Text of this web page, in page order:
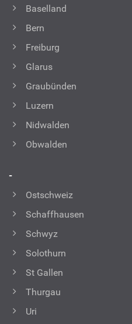
Baselland
Bern
Freiburg
Glarus
Graubünden
Luzern
Nidwalden
Obwalden
-
Ostschweiz
Schaffhausen
Schwyz
Solothurn
St Gallen
Thurgau
Uri